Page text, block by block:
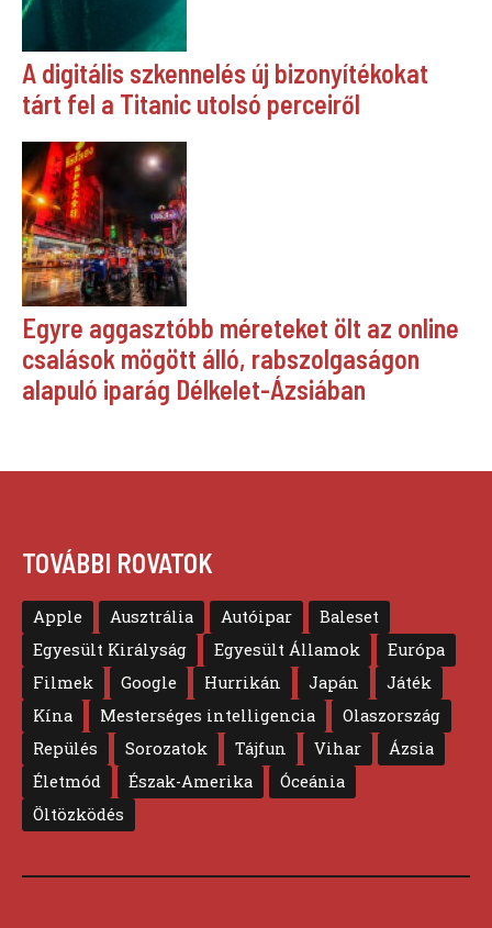
A digitális szkennelés új bizonyítékokat
tárt fel a Titanic utolsó perceiről
Egyre aggasztóbb méreteket ölt az online
csalások mögött álló, rabszolgaságon
alapuló iparág Délkelet-Ázsiában
TOVÁBBI ROVATOK
Apple Ausztrália Autóipar
Baleset
Egyesült Királyság
Egyesült Államok
Európa
Filmek
Google Hurrikán Japán
Játék
Kína
Mesterséges intelligencia
Olaszország
Repülés
Sorozatok Tájfun Vihar
Ázsia
Életmód
Észak-Amerika
Óceánia
Öltözködés